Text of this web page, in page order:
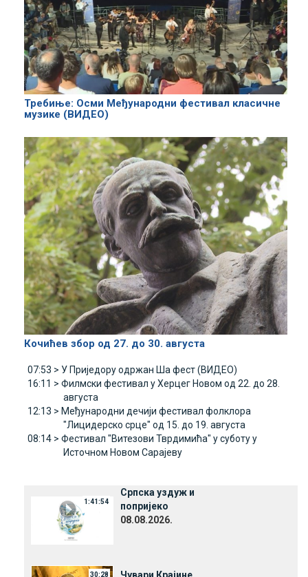
Требиње: Осми Међународни фестивал класичне
музике (ВИДЕО)
Кочићев збор од 27. до 30. августа
07:53 > У Приједору одржан Ша фест (ВИДЕО)
16:11 > Филмски фестивал у Херцег Новом од 22. до 28.
августа
12:13 > Међународни дечији фестивал фолклора
"Лицидерско срце" од 15. до 19. августа
08:14 > Фестивал "Витезови Тврдимића" у суботу у
Источном Новом Сарајеву
1:41:54
Српска уздуж и
попријеко
08.08.2026.
30:28